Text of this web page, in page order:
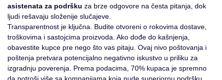
asistenata za podršku za brze odgovore na česta pitanja, dok
ljudi rešavaju složenije slučajeve.
Transparentnost je ključna. Budite otvoreni o rokovima dostave,
troškovima i sastojcima proizvoda. Ako dođe do kašnjenja,
obavestite kupce pre nego što vas pitaju. Ovaj nivo poštovanja i
poštenja pretvara potencijalno negativno iskustvo u priliku za
izgradnju poverenja. Prema podacima, 70% kupaca je spremno
da potroši više sa kompanijama koja nude superiornu podršku.